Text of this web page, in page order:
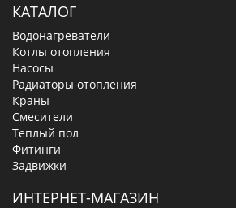
КАТАЛОГ
Водонагреватели
Котлы отопления
Насосы
Радиаторы отопления
Краны
Смесители
Теплый пол
Фитинги
Задвижки
ИНТЕРНЕТ-МАГАЗИН